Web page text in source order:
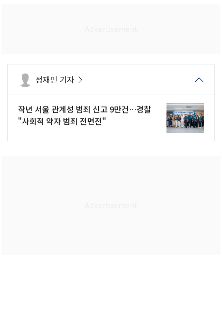
정재민 기자
작년 서울 관계성 범죄 신고 9만건…경찰
"사회적 약자 범죄 전면전"